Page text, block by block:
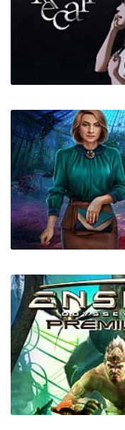
Роковые